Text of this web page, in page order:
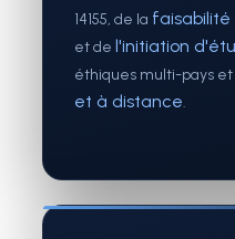
14155, de la faisabilité
et de l'initiation
éthiques multi-pays et
et à distance.